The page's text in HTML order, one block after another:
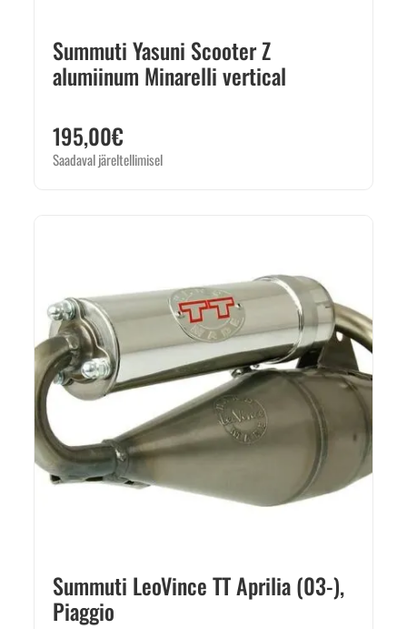
Summuti Yasuni Scooter Z
alumiinum Minarelli vertical
195,00€
Saadaval järeltellimisel
Summuti LeoVince TT Aprilia (03-),
Piaggio